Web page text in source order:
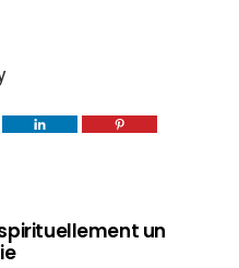
un